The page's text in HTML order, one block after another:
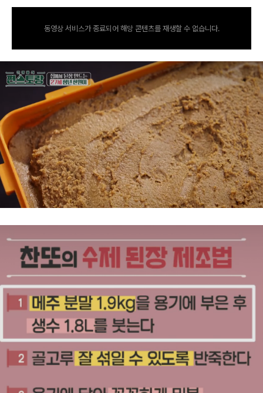
동영상 서비스가 종료되어 해당 콘텐츠를 재생할 수 없습니다.